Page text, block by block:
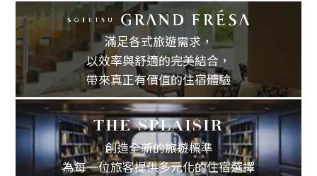
滿足各式旅遊需求，
以效率與舒適的完美結合，
帶來真正有價值的住宿體驗
創造全新的旅遊標準
為每一位旅客提供多元化的住宿選擇